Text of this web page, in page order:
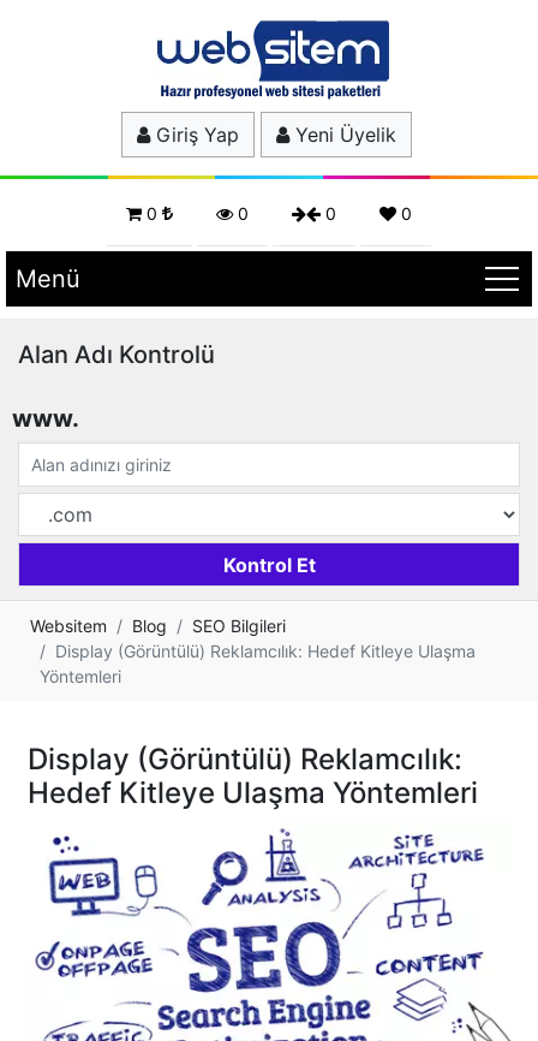
Giriş Yap Yeni Üyelik
0 0 0 0
Menü
Alan Adı Kontrolü
www.
Websitem Blog
SEO Bilgileri
Display (Görüntülü) Reklamcılık: Hedef Kitleye Ulaşma
Yöntemleri
Display (Görüntülü) Reklamcılık:
Hedef Kitleye Ulaşma Yöntemleri